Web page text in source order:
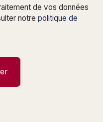
de vos données
notre politique de